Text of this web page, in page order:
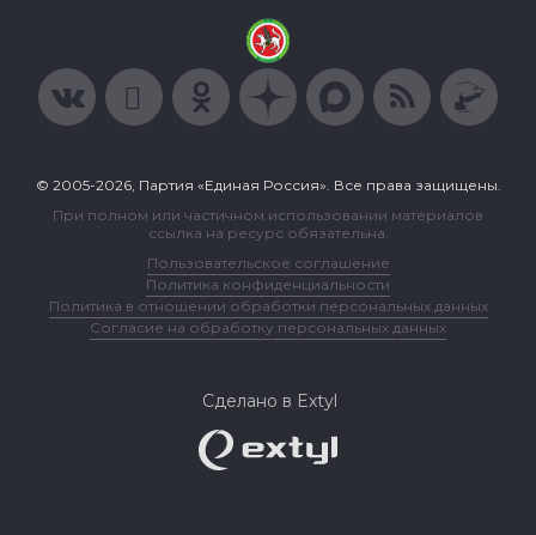
© 2005-2026, Партия «Единая Россия». Все права защищены.
При полном или частичном использовании материалов
ссылка на ресурс обязательна.
Пользовательское соглашение
Политика конфиденциальности
Политика в отношении обработки персональных данных
Согласие на обработку персональных данных
Сделано в Extyl